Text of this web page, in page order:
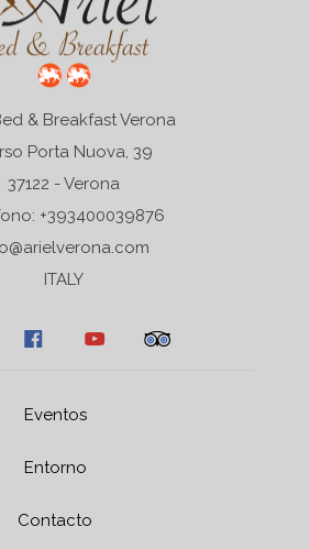
& Breakfast Verona
Porta Nuova, 39
37122 - Verona
+393400039876
ITALY
Eventos
Entorno
Contacto